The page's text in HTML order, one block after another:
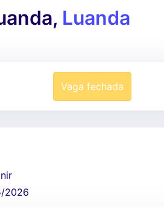
Luanda
Vaga fechada
2026